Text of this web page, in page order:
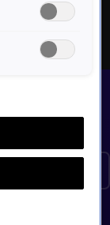
staking in de
hout gehaald
Maar grond